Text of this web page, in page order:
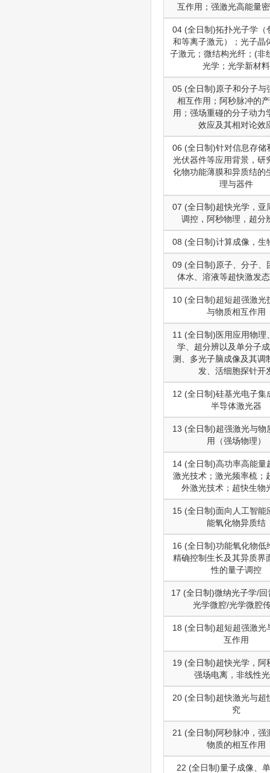
互作用；强激光高能量
04 (全日制)拓扑光子学（
和等离子激元）；光子晶
子激元；微结构光纤；(非
光学；光学新材料
05 (全日制)原子和分子与
相互作用；阿秒脉冲的
用；强场重碰的分子动力
效应及其相对论效
06 (全日制)针对信息存储
光伏器件等应用背景，研
化物功能薄膜和异质结的
理与器件
07 (全日制)超快光学，亚
调控，阿秒物理，超分
08 (全日制)计算成像，生
09 (全日制)原子、分子、
体水、溶液等超快激发
10 (全日制)超短超强激光
与物质相互作用
11 (全日制)医用应用物理
学、超分辨以及单分子
测、多光子脑成像及其调
发、活细胞探针开
12 (全日制)硅基光电子集
半导体激光器
13 (全日制)超强激光与物
用（强场物理）
14 (全日制)高功率高能量
激光技术；激光频率梳；
外激光技术；超快生物
15 (全日制)面向人工智能
能氧化物异质结
16 (全日制)功能氧化物低
精确控制生长及其异质界
性的量子调控
17 (全日制)微纳光子学/回
光学微腔/光学微腔
18 (全日制)超短超强激光
互作用
19 (全日制)超快光学，阿
强场电离，非线性
20 (全日制)超快激光与超
究
21 (全日制)阿秒脉冲，强
物质的相互作用
22 (全日制)量子成像、